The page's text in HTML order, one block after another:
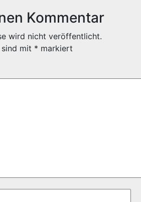
Kommentar
wird nicht veröffentlicht.
mit * markiert